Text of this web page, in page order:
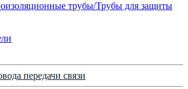
трубы/Трубы для защиты
передачи связи